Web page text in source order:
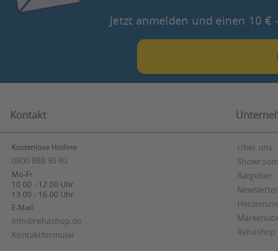
Jetzt anmelden und einen 10
Kontakt
Kostenlose Hotline:
0800 888 90 80
Mo-Fr
10.00 - 12.00 Uhr
13.00 - 16.00 Uhr
E-Mail:
info@rehashop.de
Kontaktformular
Über uns
Ratgeber
Newsletter
Rehashop